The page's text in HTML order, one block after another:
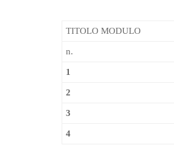
TITOLO MODULO
n.
1
2
3
4